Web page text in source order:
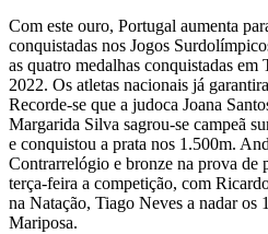
Com este ouro, Portugal aumenta
conquistadas nos Jogos
as quatro medalhas conquistadas
2022. Os atletas nacionais já
Recorde-se que a judoca Joana
Margarida Silva sagrou-se campeã
e conquistou a prata nos 1.500m.
Contrarrelógio e bronze na prova de
terça-feira a competição, com
na Natação, Tiago Neves a nadar os
Mariposa.